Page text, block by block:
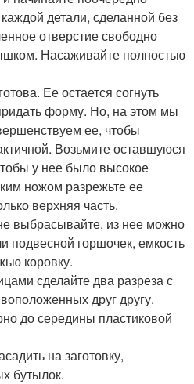
детали, сделанной без
отверстие свободно
Насаживайте полностью
Ее остается согнуть
форму. Но, на этом мы
ее, чтобы
Возьмите оставшуюся
у нее было высокое
ножом разрежьте ее
верхняя часть.
выбрасывайте, из нее можно
подвесной горшочек, емкость
коровку.
сделайте два разреза с
друг другу.
до середины пластиковой
на заготовку,
бутылок.